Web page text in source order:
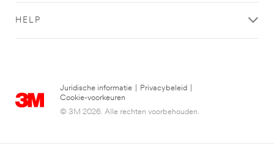
HELP
Juridische informatie Privacybeleid
Cookie-voorkeuren
© 3M 2026. Alle rechten voorbehouden.